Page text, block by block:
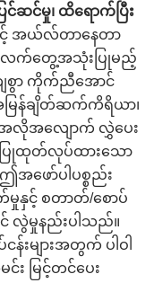
ဆင်မှု၊ ထိရောက်ပြီး
င့် အယ်လ်တာနေတာ
လက်တွေ့အသုံးပြုမည့်
စွာ ကိုက်ညီအောင်
ြန်ချိတ်ဆက်ကိရိယာ၊
အလိုအလျောက် လွှဲပေး
ပြုထုတ်လုပ်ထားသော
အဖော်ပါပစ္စည်း
မှုနှင့် စတာတ်/စောပ်
င် လွဲမှုနည်းပါသည်။
န်းများအတွက် ပါဝါ
း မြင့်တင်ပေး